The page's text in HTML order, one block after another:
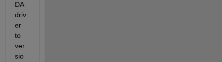
DA
driv
er
to
ver
sio